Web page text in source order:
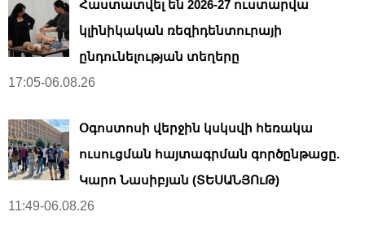
Հաստատվել են 2026-27 ուստարվա
կլինիկական ռեզիդենտուրայի
ընդունելության տեղերը
17:05-06.08.26
Օգոստոսի վերջին կսկսվի հեռակա
ուսուցման հայտագրման գործընթացը.
Կարո Նասիբյան (ՏԵՍԱՆՅՈւԹ)
11:49-06.08.26